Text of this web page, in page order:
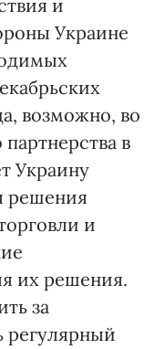
и
Украине
возможно, во
в
Украину
решения
и
их решения.
за
регулярный